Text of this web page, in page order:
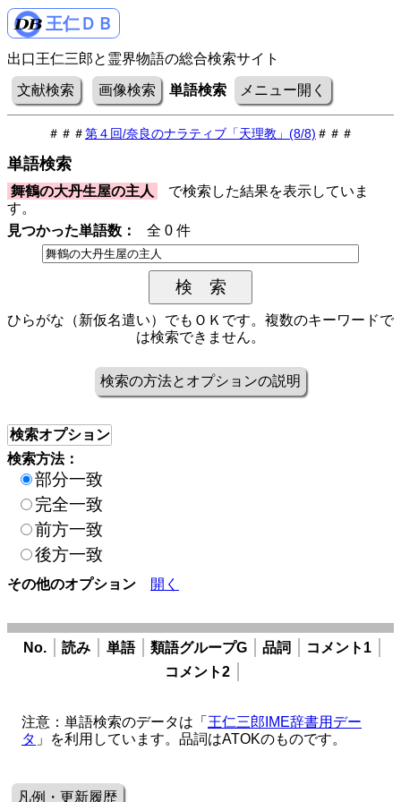
王仁ＤＢ
出口王仁三郎と霊界物語の総合検索サイト
文献検索 画像検索 単語検索 メニュー開く
＃＃＃第４回/奈良のナラティブ「天理教」(8/8) ＃＃＃
単語検索
舞鶴の大丹生屋の主人
で検索した結果を表示していま
す。
見つかった単語数：
全 0 件
ひらがな（新仮名遣い）でもＯＫです。複数のキーワードで
は検索できません。
検索の方法とオプションの説明
検索オプション
検索方法：
部分一致
完全一致
前方一致
後方一致
その他のオプション 開く
No. 読み 単語 類語グループG 品詞
コメント1
コメント2
注意：単語検索のデータは「 王仁三郎IME辞書用デー
タ 」を利用しています。品詞はATOKのものです。
凡例・更新履歴